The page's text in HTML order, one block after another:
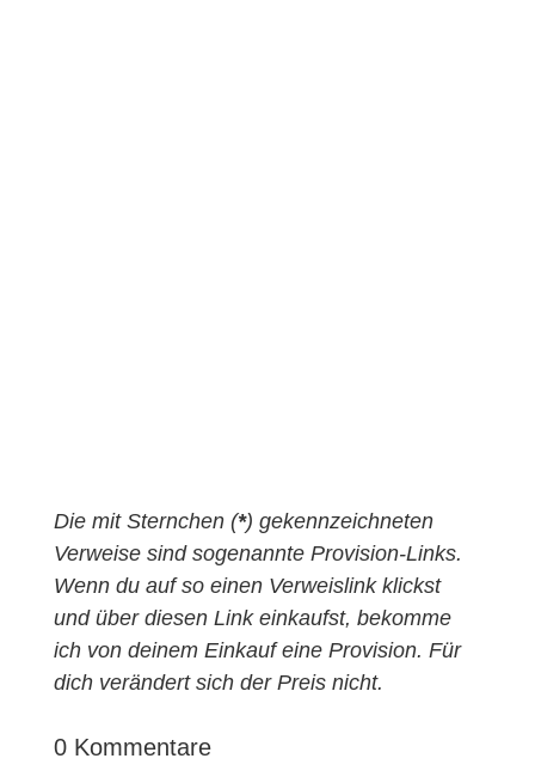
Die mit Sternchen (*) gekennzeichneten
Verweise sind sogenannte Provision-Links.
Wenn du auf so einen Verweislink klickst
und über diesen Link einkaufst, bekomme
ich von deinem Einkauf eine Provision. Für
dich verändert sich der Preis nicht.
0 Kommentare